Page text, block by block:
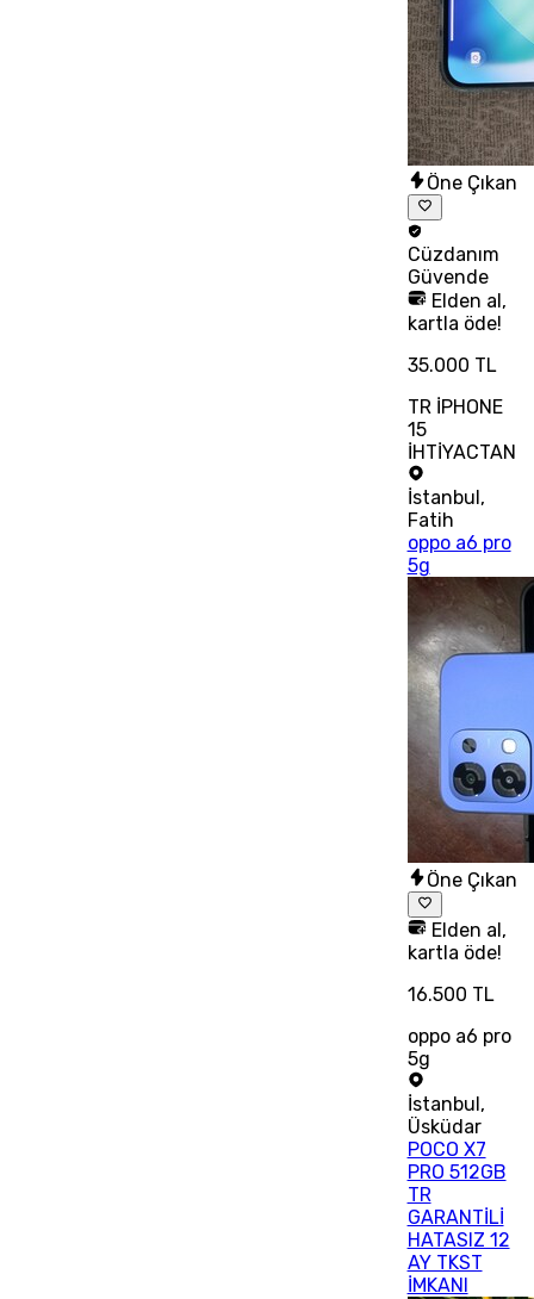
Öne Çıkan
Cüzdanım
Güvende
Elden al,
kartla öde!
35.000 TL
TR İPHONE
15
İHTİYACTAN
İstanbul,
Fatih
oppo a6 pro
5g
Öne Çıkan
Elden al,
kartla öde!
16.500 TL
oppo a6 pro
5g
İstanbul ,
Üsküdar
POCO X7
PRO 512GB
TR
GARANTİLİ
HATASIZ 12
AY TKST
İMKANI